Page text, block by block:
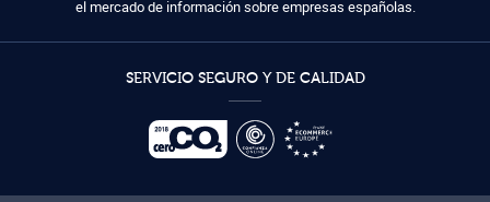
el mercado de información sobre empresas españolas.
SERVICIO SEGURO Y DE CALIDAD